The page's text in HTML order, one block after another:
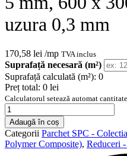
uzura 0,3 mm
170,58 lei /mp TVA inclus
Suprafață necesară (m²)
Suprafață calculată (m²): 0
Preț total: 0 lei
Calculatorul setează automat
Cantitate
Parchet
SPC
Kahrs
Makalu
Adaugă în coș
Categorii Parchet SPC -
Polymer Composite), Reduceri